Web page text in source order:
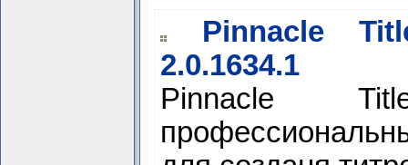
Pinnacle
2.0.1634.1
Pinnacle